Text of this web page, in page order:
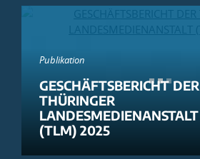
Publikation
GESCHÄFTSBERICHT DER
THÜRINGER
LANDESMEDIENANSTALT
(TLM) 2025